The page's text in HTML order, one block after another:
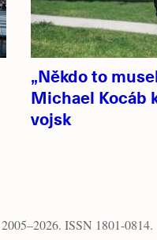
„Někdo to
Michael Kocáb
vojsk
ISSN 1801-0814.